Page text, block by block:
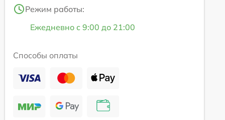
Режим работы:
Ежедневно с 9:00 до 21:00
Способы оплаты